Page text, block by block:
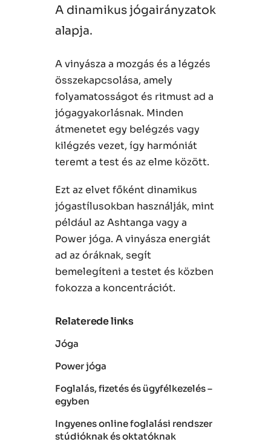
A dinamikus jógairányzatok
alapja.
A vinyásza a mozgás és a légzés
összekapcsolása, amely
folyamatosságot és ritmust ad a
jógagyakorlásnak. Minden
átmenetet egy belégzés vagy
kilégzés vezet, így harmóniát
teremt a test és az elme között.
Ezt az elvet főként dinamikus
jógastílusokban használják, mint
például az Ashtanga vagy a
Power jóga. A vinyásza energiát
ad az óráknak, segít
bemelegíteni a testet és közben
fokozza a koncentrációt.
Relaterede links
Jóga
Power jóga
Foglalás, fizetés és ügyfélkezelés –
egyben
Ingyenes online foglalási rendszer
stúdióknak és oktatóknak